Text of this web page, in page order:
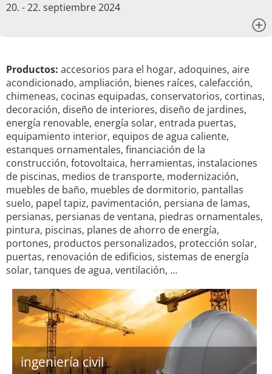
20. - 22. septiembre 2024
Productos: accesorios para el hogar, adoquines, aire
acondicionado, ampliación, bienes raíces, calefacción,
chimeneas, cocinas equipadas, conservatorios, cortinas,
decoración, diseño de interiores, diseño de jardines,
energía renovable, energía solar, entrada puertas,
equipamiento interior, equipos de agua caliente,
estanques ornamentales, financiación de la
construcción, fotovoltaica, herramientas, instalaciones
de piscinas, medios de transporte, modernización,
muebles de baño, muebles de dormitorio, pantallas
suelo, papel tapiz, pavimentación, persiana de lamas,
persianas, persianas de ventana, piedras ornamentales,
pintura, piscinas, planes de ahorro de energía,
portones, productos personalizados, protección solar,
puertas, renovación de edificios, sistemas de energía
solar, tanques de agua, ventilación, …
ingeniería civil